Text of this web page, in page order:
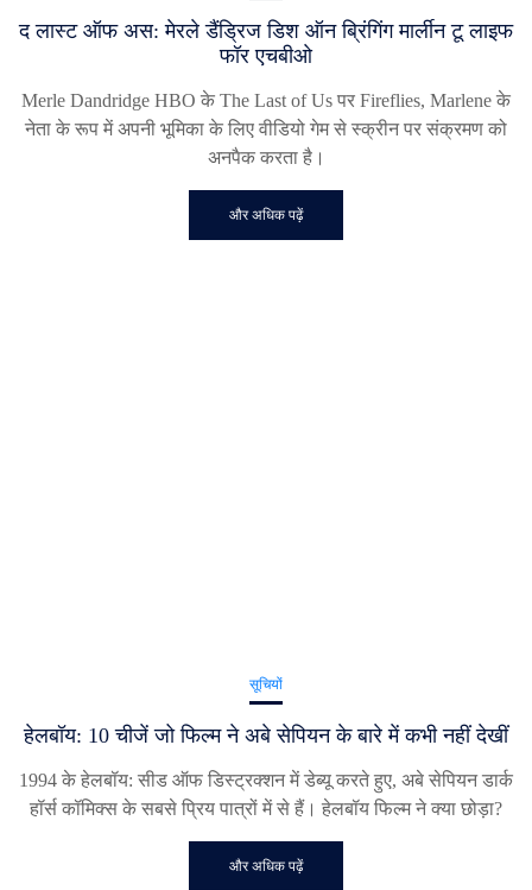
द लास्ट ऑफ अस: मेरले डैंड्रिज डिश ऑन ब्रिंगिंग मार्लीन टू लाइफ
फॉर एचबीओ
Merle Dandridge HBO के The Last of Us पर Fireflies, Marlene के
नेता के रूप में अपनी भूमिका के लिए वीडियो गेम से स्क्रीन पर संक्रमण को
अनपैक करता है।
और अधिक पढ़ें
सूचियों
हेलबॉय: 10 चीजें जो फिल्म ने अबे सेपियन के बारे में कभी नहीं देखीं
1994 के हेलबॉय: सीड ऑफ डिस्ट्रक्शन में डेब्यू करते हुए, अबे सेपियन डार्क
हॉर्स कॉमिक्स के सबसे प्रिय पात्रों में से हैं। हेलबॉय फिल्म ने क्या छोड़ा?
और अधिक पढ़ें